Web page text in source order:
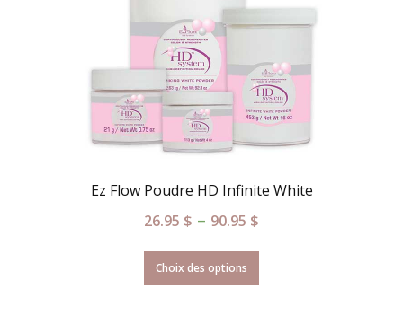
Ez Flow Poudre HD Infinite White
26.95 $ – 90.95 $
Choix des options